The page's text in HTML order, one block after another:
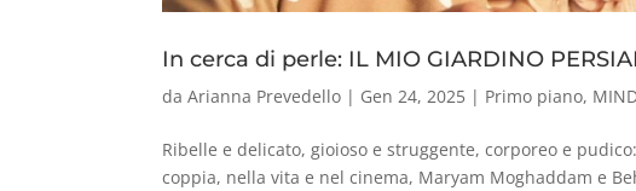
In cerca di perle: IL MIO GIARDINO
daArianna Prevedello | Gen 24, 2025 | Primo piano,
Ribelle e delicato, gioioso e struggente, corporeo e
coppia, nella vita e nel cinema, Maryam Moghaddam e